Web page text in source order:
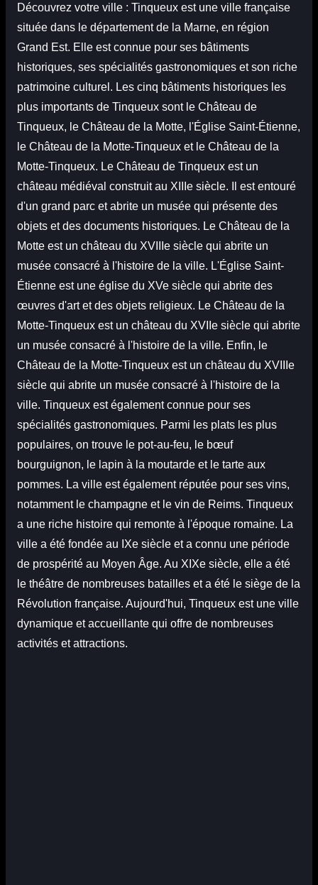
Découvrez votre ville : Tinqueux est une ville française
située dans le département de la Marne, en région
Grand Est. Elle est connue pour ses bâtiments
historiques, ses spécialités gastronomiques et son riche
patrimoine culturel. Les cinq bâtiments historiques les
plus importants de Tinqueux sont le Château de
Tinqueux, le Château de la Motte, l'Église Saint-Étienne,
le Château de la Motte-Tinqueux et le Château de la
Motte-Tinqueux. Le Château de Tinqueux est un
château médiéval construit au XIIIe siècle. Il est entouré
d'un grand parc et abrite un musée qui présente des
objets et des documents historiques. Le Château de la
Motte est un château du XVIIIe siècle qui abrite un
musée consacré à l'histoire de la ville. L'Église Saint-
Étienne est une église du XVe siècle qui abrite des
œuvres d'art et des objets religieux. Le Château de la
Motte-Tinqueux est un château du XVIIe siècle qui abrite
un musée consacré à l'histoire de la ville. Enfin, le
Château de la Motte-Tinqueux est un château du XVIIIe
siècle qui abrite un musée consacré à l'histoire de la
ville. Tinqueux est également connue pour ses
spécialités gastronomiques. Parmi les plats les plus
populaires, on trouve le pot-au-feu, le bœuf
bourguignon, le lapin à la moutarde et le tarte aux
pommes. La ville est également réputée pour ses vins,
notamment le champagne et le vin de Reims. Tinqueux
a une riche histoire qui remonte à l'époque romaine. La
ville a été fondée au IXe siècle et a connu une période
de prospérité au Moyen Âge. Au XIXe siècle, elle a été
le théâtre de nombreuses batailles et a été le siège de la
Révolution française. Aujourd'hui, Tinqueux est une ville
dynamique et accueillante qui offre de nombreuses
activités et attractions.